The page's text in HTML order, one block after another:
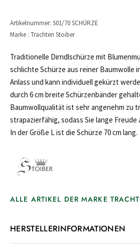
Artikelnummer: S01/70 SCHÜRZE
Marke : Trachten Stoiber
Traditionelle Dirndlschürze mit
schlichte Schürze aus reiner Baumwolle
Anlass und kann individuell gekürzt
durch 6 cm breite Schürzenbänder
Baumwollqualität ist sehr angenehm zu
strapazierfähig, sodass Sie lange Freude
In der Größe L ist die Schürze 70 cm lang.
ALLE ARTIKEL DER MARKE
HERSTELLERINFORMATIONEN